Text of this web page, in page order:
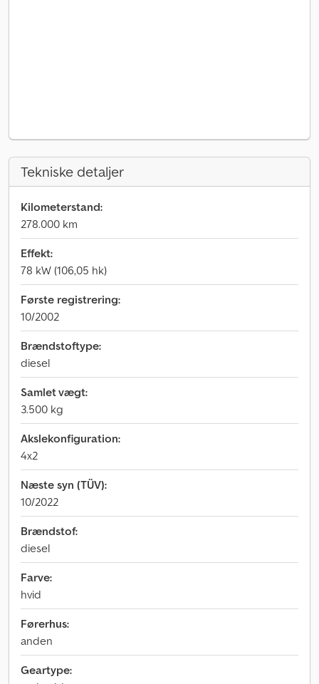
Tekniske detaljer
Kilometerstand:
278.000 km
Effekt:
78 kW (106,05 hk)
Første registrering:
10/2002
Brændstoftype:
diesel
Samlet vægt:
3.500 kg
Akslekonfiguration:
4x2
Næste syn (TÜV):
10/2022
Brændstof:
diesel
Farve:
hvid
Førerhus:
anden
Geartype: